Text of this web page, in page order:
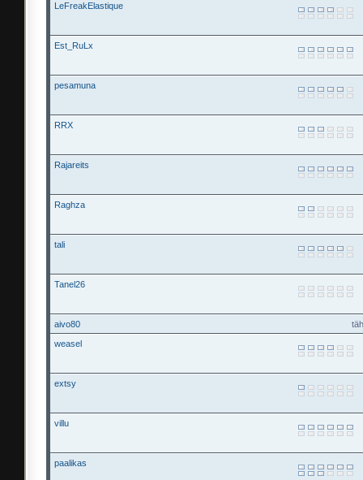
LeFreakElastique
Est_RuLx
pesamuna
RRX
Rajareits
Raghza
tali
Tanel26
aivo80
weasel
extsy
villu
paalikas